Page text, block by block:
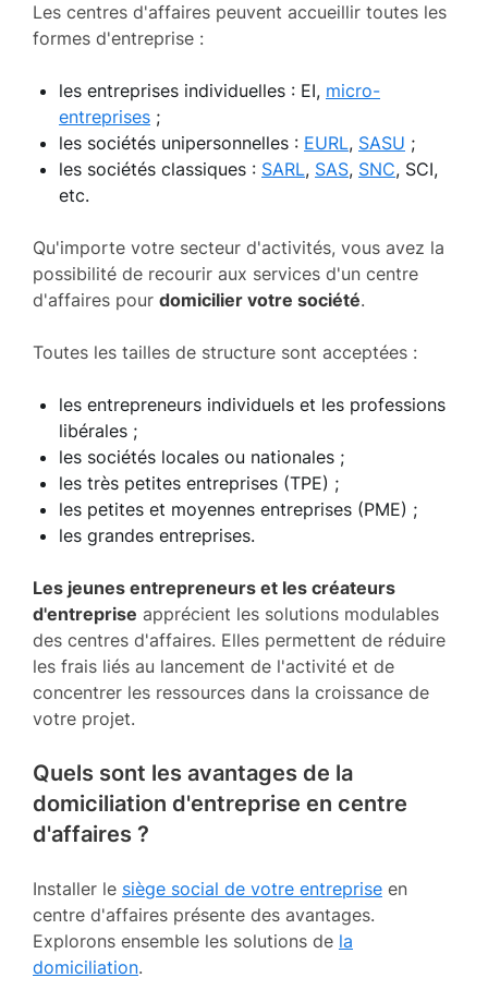
Les centres d'affaires peuvent accueillir toutes les
formes d'entreprise :
les entreprises individuelles : EI, micro-
entreprises ;
les sociétés unipersonnelles : EURL, SASU ;
les sociétés classiques : SARL, SAS, SNC, SCI,
etc.
Qu'importe votre secteur d'activités, vous avez la
possibilité de recourir aux services d'un centre
d'affaires pour domicilier votre société.
Toutes les tailles de structure sont acceptées :
les entrepreneurs individuels et les professions
libérales ;
les sociétés locales ou nationales ;
les très petites entreprises (TPE) ;
les petites et moyennes entreprises (PME) ;
les grandes entreprises.
Les jeunes entrepreneurs et les créateurs
d'entreprise apprécient les solutions modulables
des centres d'affaires. Elles permettent de réduire
les frais liés au lancement de l'activité et de
concentrer les ressources dans la croissance de
votre projet.
Quels sont les avantages de la
domiciliation d'entreprise en centre
d'affaires ?
Installer le siège social de votre entreprise en
centre d'affaires présente des avantages.
Explorons ensemble les solutions de la
domiciliation.